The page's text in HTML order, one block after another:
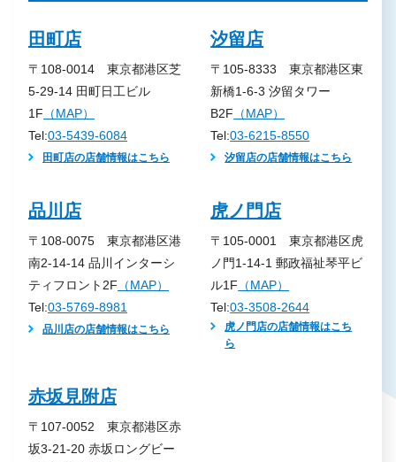
田町店
〒108-0014 東京都港区芝
5-29-14 田町日工ビル
1F （MAP）
Tel:03-5439-6084
田町店の店舗情報はこちら
汐留店
〒105-8333 東京都港区東
新橋1-6-3 汐留タワー
B2F （MAP）
Tel:03-6215-8550
汐留店の店舗情報はこちら
品川店
〒108-0075 東京都港区港
南2-14-14 品川インターシ
ティフロント2F （MAP）
Tel:03-5769-8981
品川店の店舗情報はこちら
虎ノ門店
〒105-0001 東京都港区虎
ノ門1-14-1 郵政福祉琴平ビ
ル1F （MAP）
Tel:03-3508-2644
虎ノ門店の店舗情報はこち
ら
赤坂見附店
〒107-0052 東京都港区赤
坂3-21-20 赤坂ロングビー